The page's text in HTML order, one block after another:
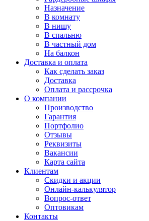
Назначение
В комнату
В нишу
В спальню
В частный дом
На балкон
Доставка и оплата
Как сделать заказ
Доставка
Оплата и рассрочка
О компании
Производство
Гарантия
Портфолио
Отзывы
Реквизиты
Вакансии
Карта сайта
Клиентам
Скидки и акции
Онлайн-калькулятор
Вопрос-ответ
Оптовикам
Контакты